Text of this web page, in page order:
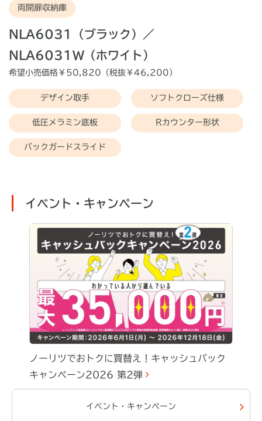
両開扉収納庫
NLA6031（ブラック）／
NLA6031W（ホワイト）
希望小売価格￥ 50,820 （税抜￥46,200 ）
デザイン取手 ソフトクローズ仕様
低圧メラミン底板 Rカウンター形状
バックガードスライド
イベント・キャンペーン
ノーリツでおトクに買替え！キャッシュバック
キャンペーン2026 第2弾
イベント・キャンペーン